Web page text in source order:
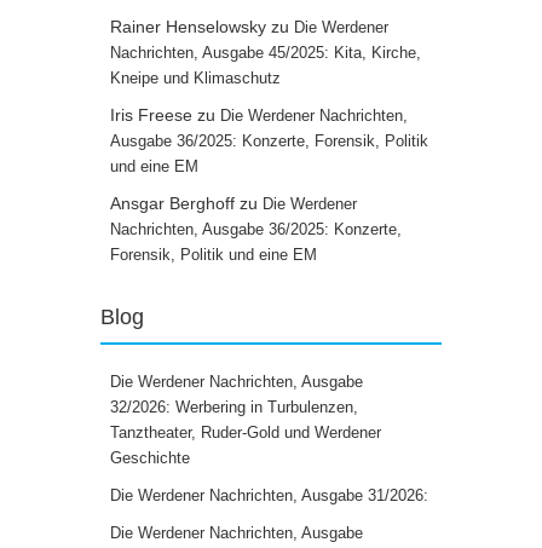
Rainer Henselowsky zu Die Werdener
Nachrichten, Ausgabe 45/2025: Kita, Kirche,
Kneipe und Klimaschutz
Iris Freese zu Die Werdener Nachrichten,
Ausgabe 36/2025: Konzerte, Forensik, Politik
und eine EM
Ansgar Berghoff zu Die Werdener
Nachrichten, Ausgabe 36/2025: Konzerte,
Forensik, Politik und eine EM
Blog
Die Werdener Nachrichten, Ausgabe
32/2026: Werbering in Turbulenzen,
Tanztheater, Ruder-Gold und Werdener
Geschichte
Die Werdener Nachrichten, Ausgabe 31/2026:
Die Werdener Nachrichten, Ausgabe